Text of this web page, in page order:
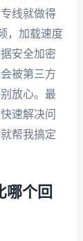
线就做得
，加载速度
安全加密
被第三方
放心。最
速解决问
帮我搞定
哪个回